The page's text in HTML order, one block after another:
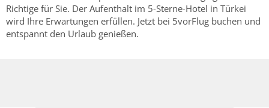
Richtige für Sie. Der Aufenthalt im 5-Sterne-Hotel in Türkei
wird Ihre Erwartungen erfüllen. Jetzt bei 5vorFlug buchen und
entspannt den Urlaub genießen.